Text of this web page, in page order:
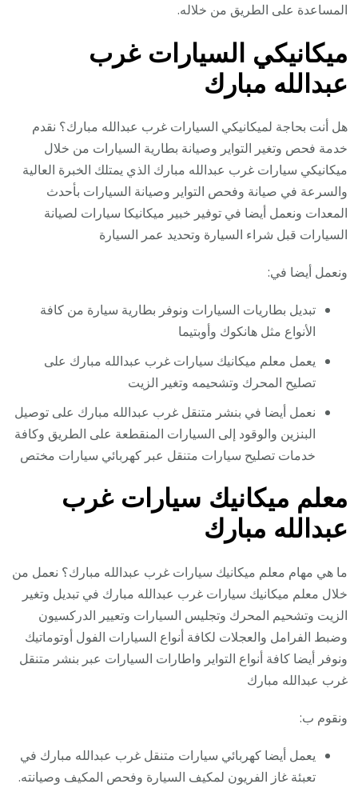
المساعدة على الطريق من خلاله.
ميكانيكي السيارات غرب
عبدالله مبارك
هل أنت بحاجة لميكانيكي السيارات غرب عبدالله مبارك؟ نقدم
خدمة فحص وتغير التواير وصيانة بطارية السيارات من خلال
ميكانيكي سيارات غرب عبدالله مبارك الذي يمتلك الخبرة العالية
والسرعة في صيانة وفحص التواير وصيانة السيارات بأحدث
المعدات ونعمل أيضا في توفير خبير ميكانيكا سيارات لصيانة
السيارات قبل شراء السيارة وتحديد عمر السيارة
ونعمل أيضا في:
تبديل بطاريات السيارات ونوفر بطارية سيارة من كافة
الأنواع مثل هانكوك وأوبتيما
يعمل معلم ميكانيك سيارات غرب عبدالله مبارك على
تصليح المحرك وتشحيمه وتغير الزيت
نعمل أيضا في بنشر متنقل غرب عبدالله مبارك على توصيل
البنزين والوقود إلى السيارات المنقطعة على الطريق وكافة
خدمات تصليح سيارات متنقل عبر كهربائي سيارات مختص
معلم ميكانيك سيارات غرب
عبدالله مبارك
ما هي مهام معلم ميكانيك سيارات غرب عبدالله مبارك؟ نعمل من
خلال معلم ميكانيك سيارات غرب عبدالله مبارك في تبديل وتغير
الزيت وتشحيم المحرك وتجليس السيارات وتعيير الدركسيون
وضبط الفرامل والعجلات لكافة أنواع السيارات الفول أوتوماتيك
ونوفر أيضا كافة أنواع التواير واطارات السيارات عبر بنشر متنقل
غرب عبدالله مبارك
ونقوم ب:
يعمل أيضا كهربائي سيارات متنقل غرب عبدالله مبارك في
تعبئة غاز الفريون لمكيف السيارة وفحص المكيف وصيانته.